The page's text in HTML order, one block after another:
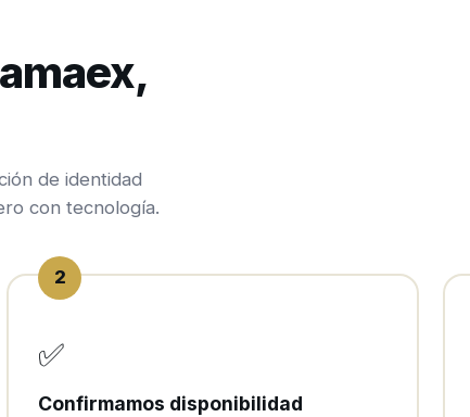
de identidad
con tecnología.
2
✅
Confirmamos disponibilidad